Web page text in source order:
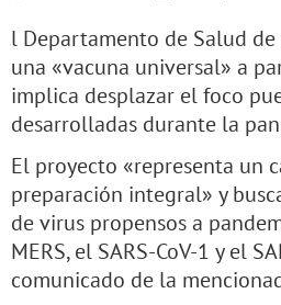
l Departamento de Salud
una «vacuna universal» a
implica desplazar el foco
desarrolladas durante la
El proyecto «representa un
preparación integral» y
de virus propensos a
MERS, el SARS-CoV-1 y el
comunicado de la